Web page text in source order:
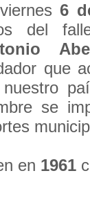
6
del
que
se
en 1961